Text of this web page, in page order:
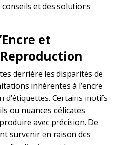
et des solutions
et
derrière les disparités de
inhérentes à l’encre
d’étiquettes. Certains motifs
ou nuances délicates
avec précision. De
survenir en raison des